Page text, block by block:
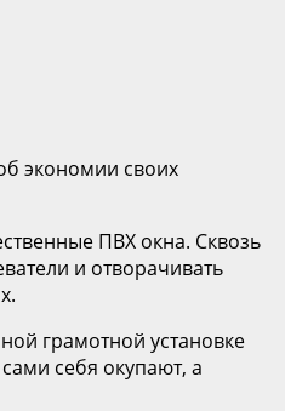
экономии своих
ПВХ окна. Сквозь
и отворачивать
грамотной установке
себя окупают, а